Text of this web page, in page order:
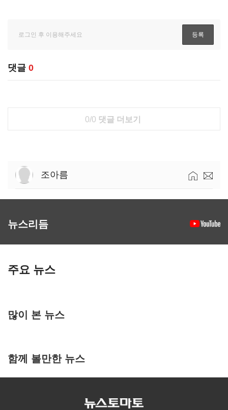
댓글 0
0/0 댓글 더보기
조아름
뉴스리듬
주요 뉴스
많이 본 뉴스
함께 볼만한 뉴스